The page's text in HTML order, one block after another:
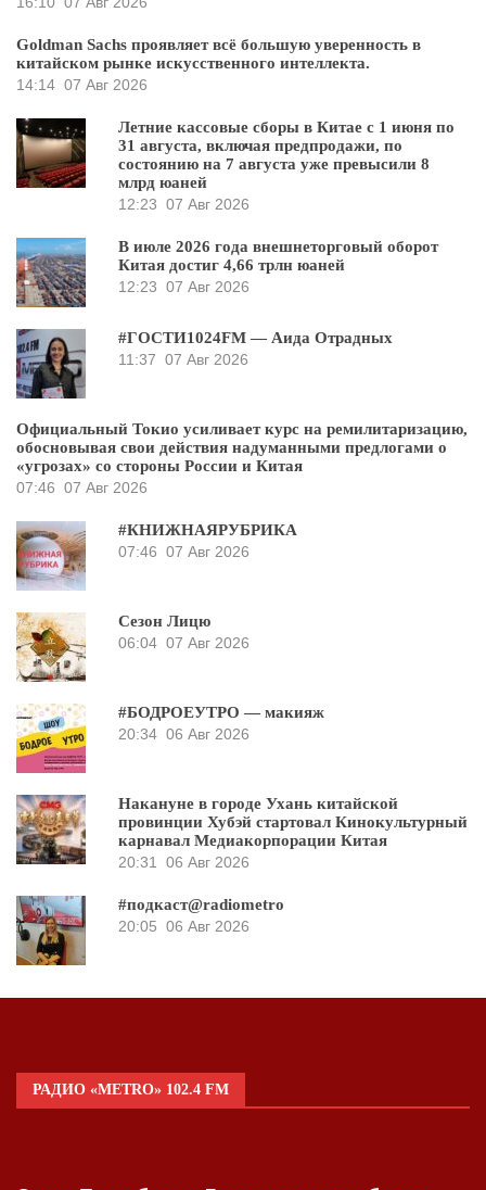
Goldman Sachs проявляет всё большую уверенность в
китайском рынке искусственного интеллекта.
14:14 07 Авг 2026
Летние кассовые сборы в Китае с 1 июня по
31 августа, включая предпродажи, по
состоянию на 7 августа уже превысили 8
млрд юаней
12:23 07 Авг 2026
В июле 2026 года внешнеторговый оборот
Китая достиг 4,66 трлн юаней
12:23 07 Авг 2026
#ГОСТИ1024FM — Аида Отрадных
11:37 07 Авг 2026
Официальный Токио усиливает курс на ремилитаризацию,
обосновывая свои действия надуманными предлогами о
«угрозах» со стороны России и Китая
07:46 07 Авг 2026
#КНИЖНАЯРУБРИКА
07:46 07 Авг 2026
Сезон Лицю
06:04 07 Авг 2026
#БОДРОЕУТРО — макияж
20:34 06 Авг 2026
Накануне в городе Ухань китайской
провинции Хубэй стартовал Кинокультурный
карнавал Медиакорпорации Китая
20:31
06 Авг 2026
#подкаст@radiometro
20:05 06 Авг 2026
РАДИО «METRO» 102.4 FM